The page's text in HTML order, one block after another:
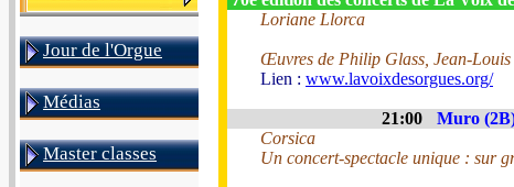
Jour de l'Orgue
Médias
Master classes
Loriane Llorca
Œuvres de Philip Glass, Jean-
Lien : www.lavoixdesorgues.org/
21:00
Muro
Corsica
Un concert-spectacle unique : sur